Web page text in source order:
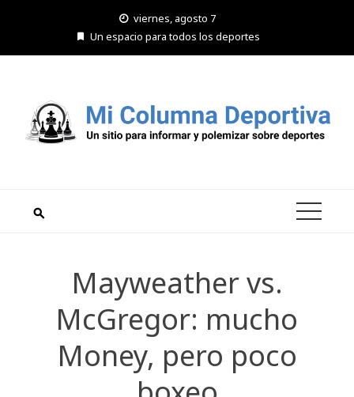
viernes, agosto 7
Un espacio para todos los deportes
Mayweather vs.
McGregor: mucho
Money, pero poco